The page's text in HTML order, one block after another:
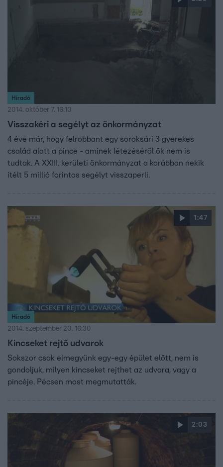
Híradó
2014. október 7. 16:10
Visszakéri a segélyt az önkormányzat
4 éve már, hogy felrobbant egy soroksári 3 gyerekes
család alatt a pince - aminek létezéséről ők nem is
tudtak. A XXIII. kerületi önkormányzat a korábban nekik
ítélt 5 millió forintos segélyt visszaperli.
1:47
Híradó
2014. szeptember 20. 16:30
Kincseket rejtő udvarok
Sokszor csak elmegyünk egy-egy épület előtt, nem is
gondoljuk, milyen kincseket rejthet az udvara, vagy a
pincéje. Pécsen most megmutatták.
2:03